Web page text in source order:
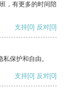
，有更多的时间陪
支持[0] 反对[0]
保护和自由。
支持[0] 反对[0]